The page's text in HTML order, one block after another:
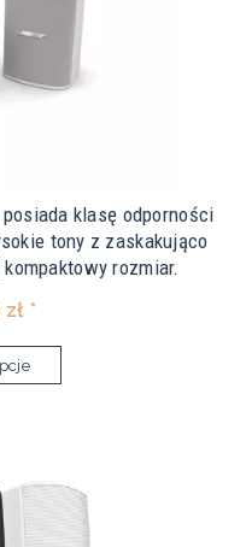
klasę odporności
tony z zaskakująco
rozmiar.
*